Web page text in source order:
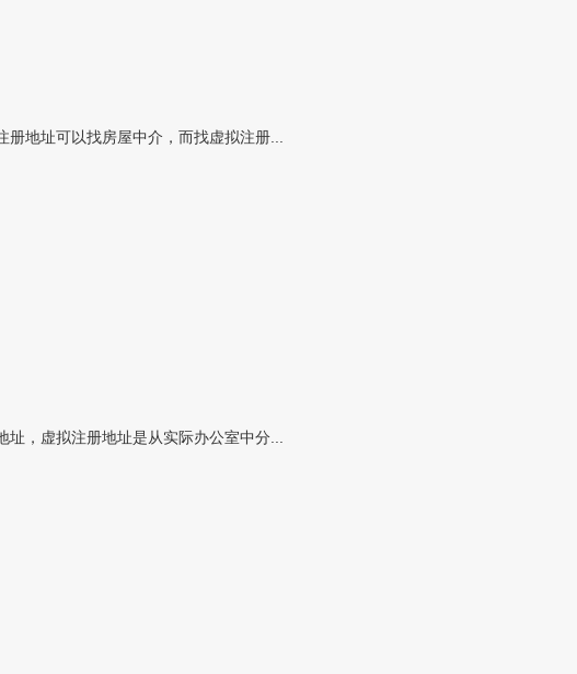
地址可以找房屋中介，而找虚拟注册...
，虚拟注册地址是从实际办公室中分...